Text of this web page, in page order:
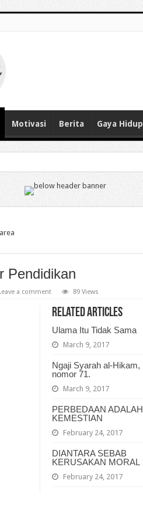
Motivasi Berita Gaya Hidup
Pendidikan
a comment 89 Views
Related Articles
Ulama Itu Tidak Sama
March 9, 2017
Ngaji Syarah al-Hikam,
nomor 71.
March 9, 2017
PERBEDAAN ADALAH
KEMESTIAN
February 24, 2017
DIANTARA SEBAB
KERUSAKAN MORAL
February 24, 2017